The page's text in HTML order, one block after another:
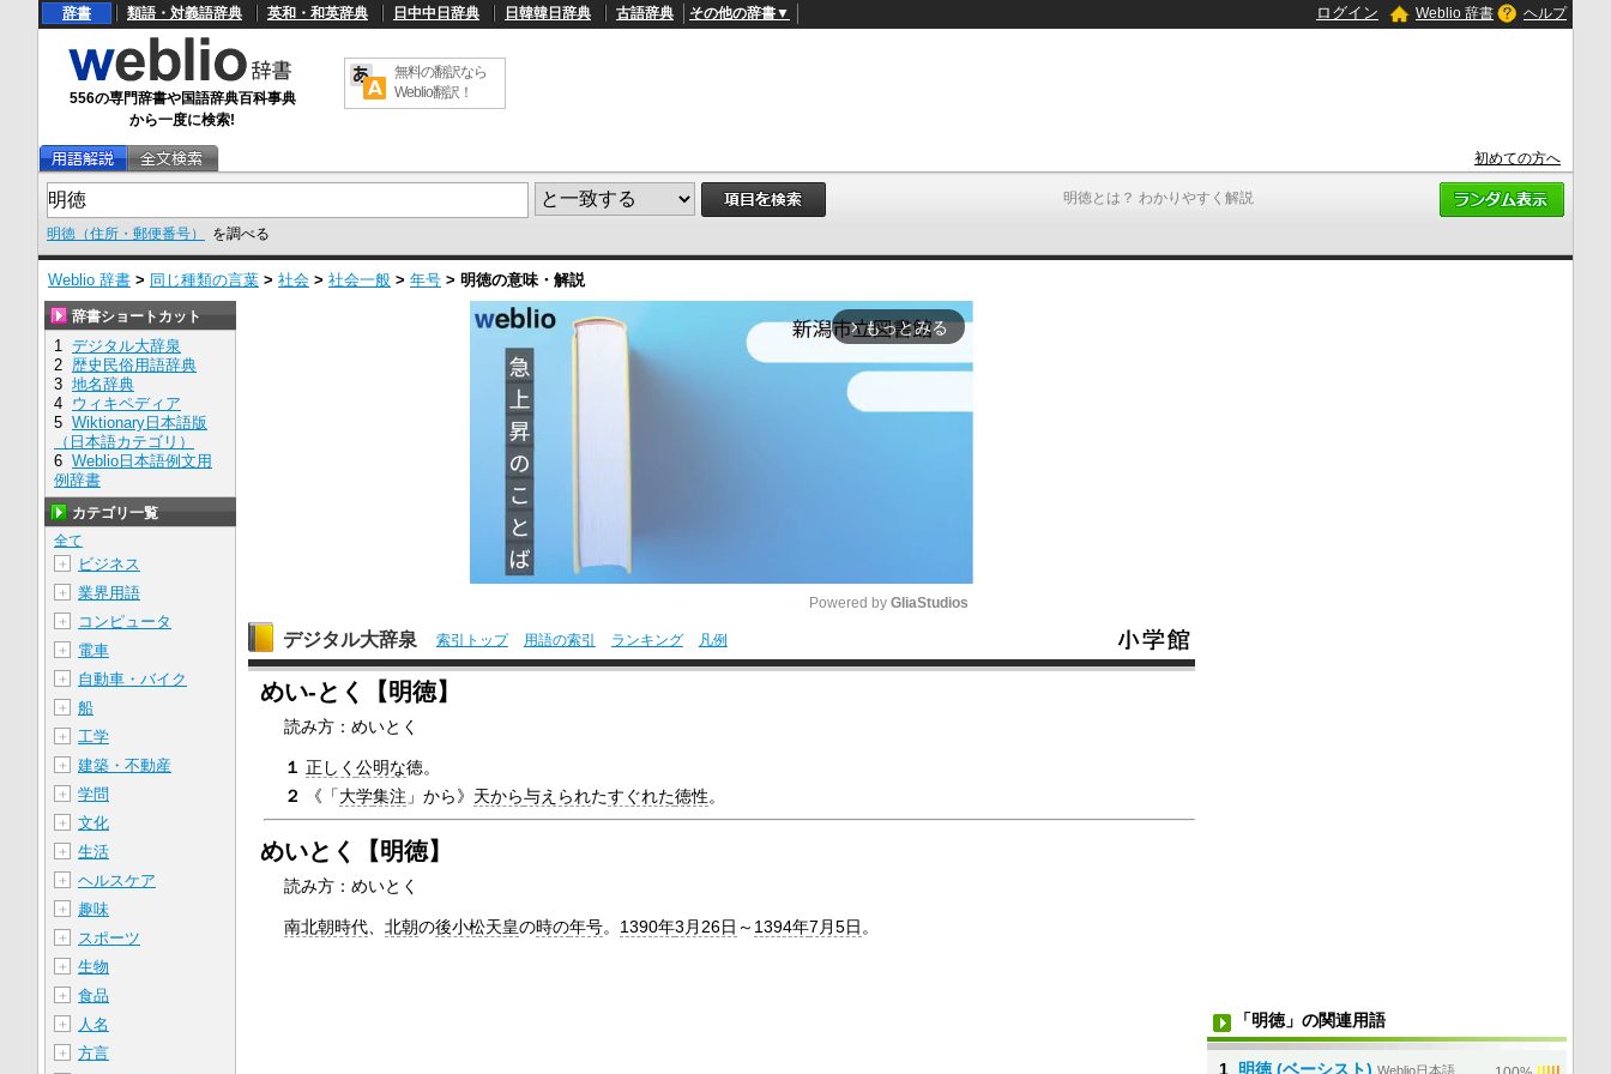
明徳とは？ わかりやすく解説
辞書 類語・対義語辞典 英和・和英辞典 日中中日辞典 日韓韓日辞典 古語辞典 その他の辞書▼ ログイン Weblio 辞書 ヘルプ
556の専門辞書や国語辞典百科事典
から一度に検索!
無料の翻訳なら
Weblio翻訳！
初めての方へ
明徳（住所・郵便番号） を調べる
Weblio 辞書 > 同じ種類の言葉 > 社会 > 社会一般 > 年号 > 明徳の意味・解説
arrow_forward_ios もっとみる
M
Powered by GliaStudios
デジタル大辞泉 索引トップ 用語の索引 ランキング 凡例
めい‐とく【明徳】
読み方：めいとく
１ 正しく公明な徳。
２
《「大学集注 」から》 天から与えられたすぐれた徳性。
めいとく【明徳】
読み方：めいとく
南北朝時代 、北朝の後小松天皇の時の年号。 1390年3月26日 ～ 1394年7月5日 。
辞書ショートカット
1 デジタル大辞泉
2 歴史民俗用語辞典
3 地名辞典
4 ウィキペディア
5 Wiktionary日本語版
（日本語カテゴリ）
6 Weblio日本語例文用
例辞書
カテゴリ一覧
全て
＋
ビジネス
＋ 業界用語
＋ コンピュータ
＋ 電車
＋ 自動車・バイク
＋ 船
＋ 工学
＋ 建築・不動産
＋ 学問
＋ 文化
＋ 生活
＋ ヘルスケア
＋ 趣味
＋ スポーツ
＋ 生物
＋ 食品
＋ 人名
＋ 方言
「明徳」の関連用語
1 明徳 (ベーシスト) Weblio日本語